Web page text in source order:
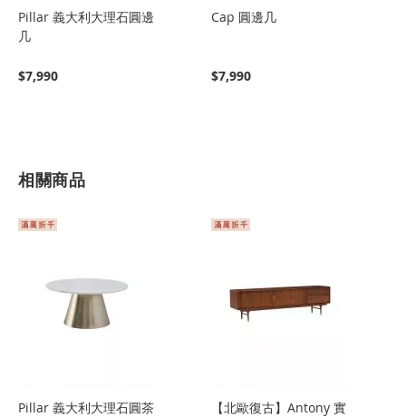
Pillar 義大利大理石圓邊
几
$7,990
Cap 圓邊几
$7,990
相關商品
Pillar 義大利大理石圓茶
【北歐復古】Antony 實